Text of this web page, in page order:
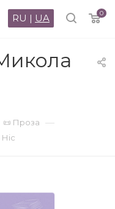
0
RU | UA
📜 Проза —